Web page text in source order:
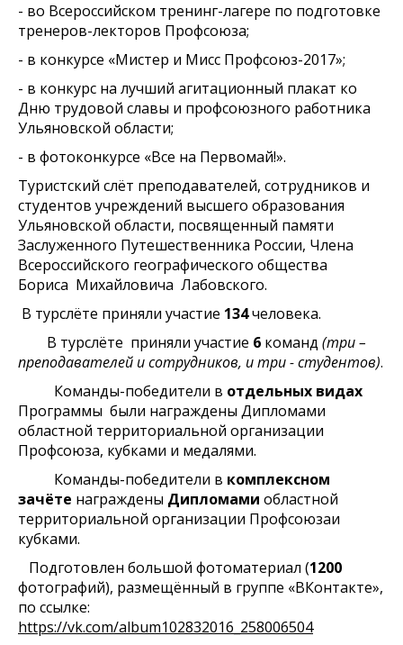
- во Всероссийском тренинг-лагере по подготовке
тренеров-лекторов Профсоюза;
- в конкурсе «Мистер и Мисс Профсоюз-2017»;
- в конкурс на лучший агитационный плакат ко
Дню трудовой славы и профсоюзного работника
Ульяновской области;
- в фотоконкурсе «Все на Первомай!».
Туристский слёт преподавателей, сотрудников и
студентов учреждений высшего образования
Ульяновской области, посвященный памяти
Заслуженного Путешественника России, Члена
Всероссийского географического общества
Бориса Михайловича Лабовского.
В турслёте приняли участие 134человека.
В турслёте приняли участие 6 команд (три –
преподавателей и сотрудников, и три - студентов).
Команды-победители в отдельных видах
Программы были награждены Дипломами
областной территориальной организации
Профсоюза, кубками и медалями.
Команды-победители в комплексном
зачёте награждены Дипломами областной
территориальной организации Профсоюзаи
кубками.
Подготовлен большой фотоматериал (1200
фотографий), размещённый в группе «ВКонтакте»,
по ссылке:
https://vk.com/album102832016_258006504